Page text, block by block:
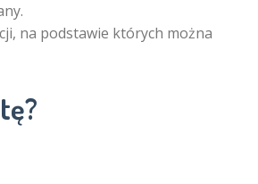
na podstawie których można